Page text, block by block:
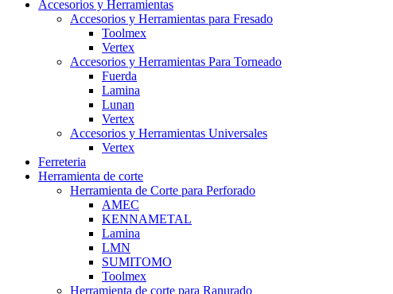
Accesorios y Herramientas
Accesorios y Herramientas para Fresado
Toolmex
Vertex
Accesorios y Herramientas Para Torneado
Fuerda
Lamina
Lunan
Vertex
Accesorios y Herramientas Universales
Vertex
Ferreteria
Herramienta de corte
Herramienta de Corte para Perforado
AMEC
KENNAMETAL
Lamina
LMN
SUMITOMO
Toolmex
Herramienta de corte para Ranurado